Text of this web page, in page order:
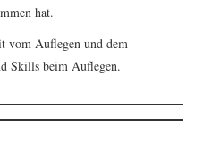
hat.
vom Auflegen und dem
Skills beim Auflegen.